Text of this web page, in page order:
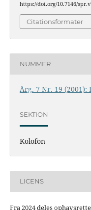
https://doi.org/10.7146/
Citationsformater
NUMMER
Årg. 7 Nr. 19 (2001):
SEKTION
Kolofon
LICENS
Fra 2024 deles